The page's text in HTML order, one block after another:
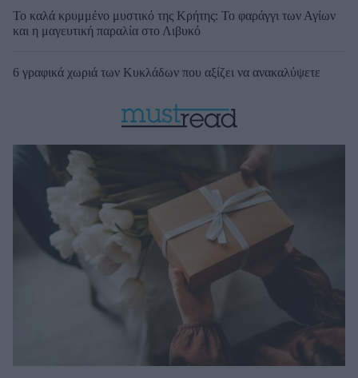
Το καλά κρυμμένο μυστικό της Κρήτης: Το φαράγγι των Αγίων
και η μαγευτική παραλία στο Λιβυκό
6 γραφικά χωριά των Κυκλάδων που αξίζει να ανακαλύψετε